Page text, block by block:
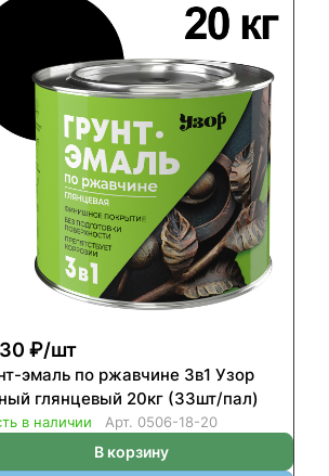
₽/шт
эмаль по ржавчине 3в1 Узор
глянцевый 20кг (33шт/пал)
в наличии Арт. 0506-18-20
В корзину